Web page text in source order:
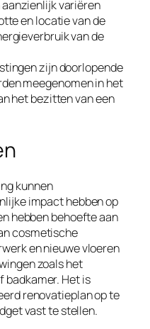
variëren
en locatie van de
van de
zijn doorlopende
meegenomen in het
het bezitten van een
kunnen
impact hebben op
hebben behoefte aan
cosmetische
en nieuwe vloeren
zoals het
badkamer. Het is
renovatieplan op te
vast te stellen.